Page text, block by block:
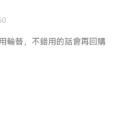
輪替，不錯用的話會再回購